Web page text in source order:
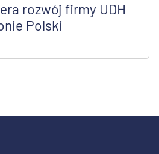
rozwój firmy UDH
Polski